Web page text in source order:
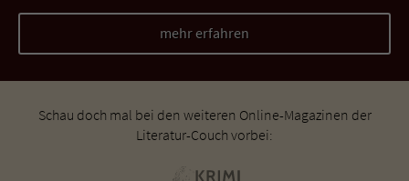
mehr erfahren
Schau doch mal bei den weiteren Online-Magazinen der
Literatur-Couch vorbei: